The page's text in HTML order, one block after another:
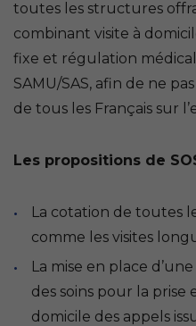
toutes les structures
combinant visite à
fixe et régulation
SAMU/SAS, afin de ne
de tous les Français sur
Les propositions de
La cotation de toutes
comme les visites
La mise en place
des soins pour la prise
domicile des appels